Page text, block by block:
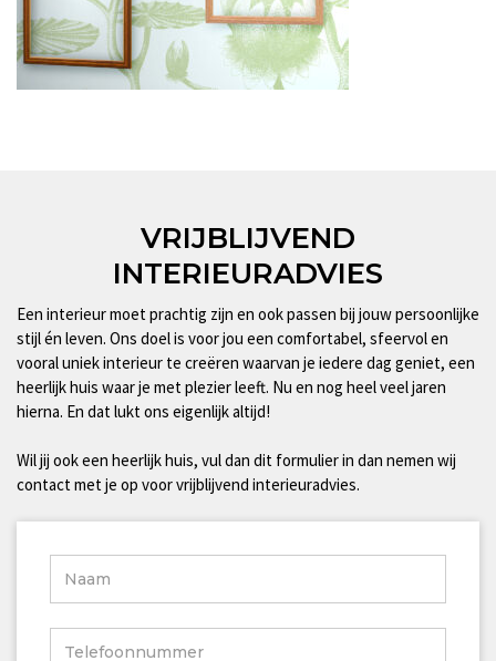
VRIJBLIJVEND
INTERIEURADVIES
Een interieur moet prachtig zijn en ook passen bij jouw persoonlijke
stijl én leven. Ons doel is voor jou een comfortabel, sfeervol en
vooral uniek interieur te creëren waarvan je iedere dag geniet, een
heerlijk huis waar je met plezier leeft. Nu en nog heel veel jaren
hierna. En dat lukt ons eigenlijk altijd!
Wil jij ook een heerlijk huis, vul dan dit formulier in dan nemen wij
contact met je op voor vrijblijvend interieuradvies.